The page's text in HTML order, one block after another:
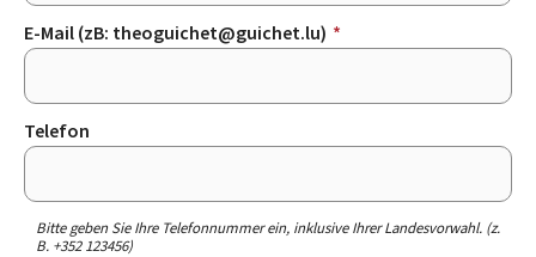
E-Mail (zB: theoguichet@guichet.lu) *
Telefon
Bitte geben Sie Ihre Telefonnummer ein, inklusive Ihrer Landesvorwahl. (z.
B. +352 123456)